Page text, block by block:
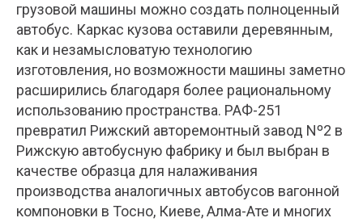
грузовой машины можно создать полноценный
автобус. Каркас кузова оставили деревянным,
как и незамысловатую технологию
изготовления, но возможности машины заметно
расширились благодаря более рациональному
использованию пространства. РАФ-251
превратил Рижский авторемонтный завод Nº2 в
Рижскую автобусную фабрику и был выбран в
качестве образца для налаживания
производства аналогичных автобусов вагонной
компоновки в Тосно, Киеве, Алма-Ате и многих